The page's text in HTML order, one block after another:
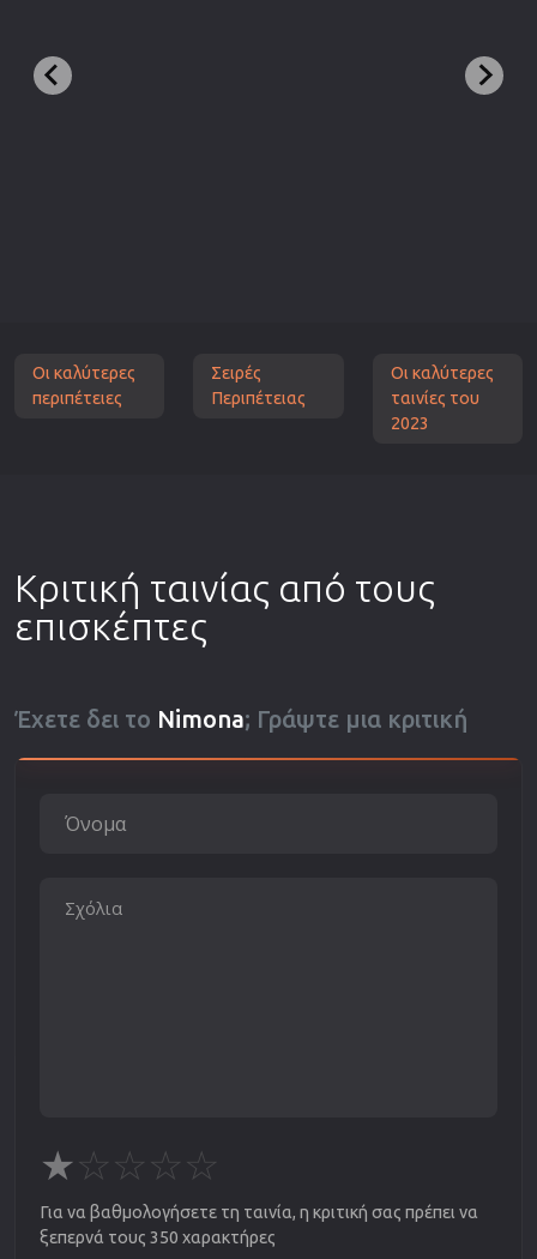
Οι καλύτερες
περιπέτειες
Σειρές
Περιπέτειας
Οι καλύτερες
ταινίες του
2023
Κριτική ταινίας από τους
επισκέπτες
Έχετε δει το Nimona; Γράψτε μια κριτική
★☆☆☆☆
Για να βαθμολογήσετε τη ταινία, η κριτική σας πρέπει να
ξεπερνά τους 350 χαρακτήρες